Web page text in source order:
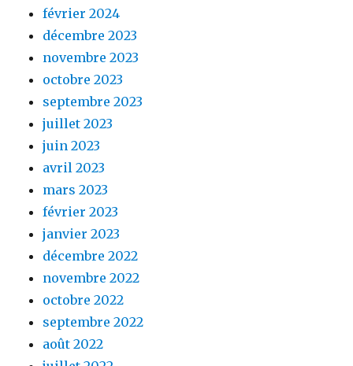
février 2024
décembre 2023
novembre 2023
octobre 2023
septembre 2023
juillet 2023
juin 2023
avril 2023
mars 2023
février 2023
janvier 2023
décembre 2022
novembre 2022
octobre 2022
septembre 2022
août 2022